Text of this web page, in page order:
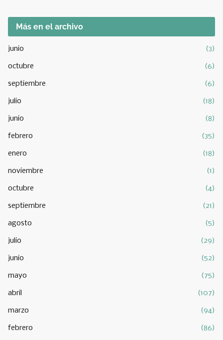
Más en el archivo
junio (3)
octubre (6)
septiembre (6)
julio (18)
junio (8)
febrero (35)
enero (18)
noviembre (1)
octubre (4)
septiembre (21)
agosto (5)
julio (29)
junio (52)
mayo (75)
abril (107)
marzo (94)
febrero (86)